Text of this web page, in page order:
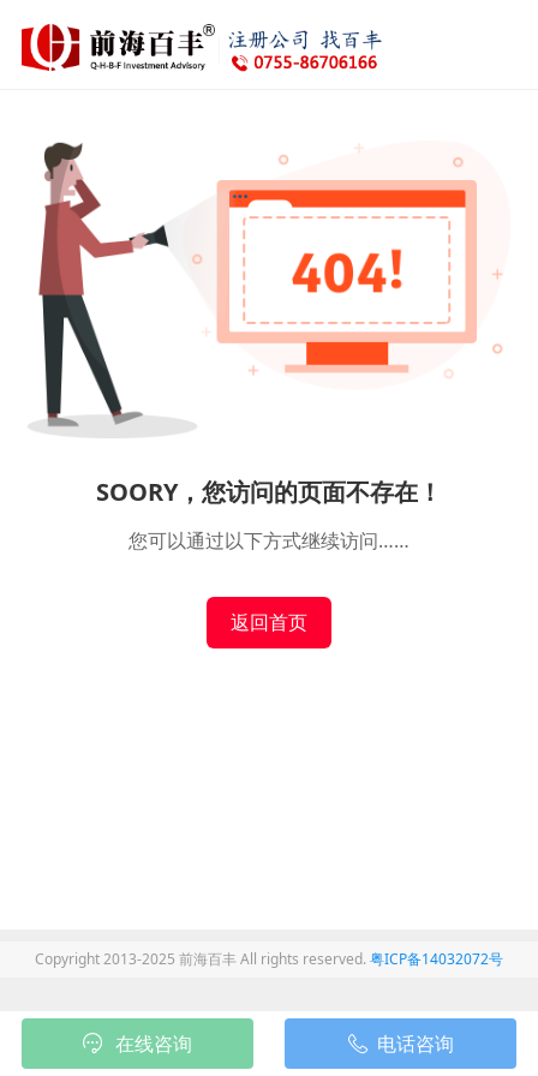
SOORY，您访问的页面不存在！
您可以通过以下方式继续访问……
返回首页
Copyright 2013-2025 前海百丰 All rights reserved. 粤ICP备14032072号
在线咨询 电话咨询